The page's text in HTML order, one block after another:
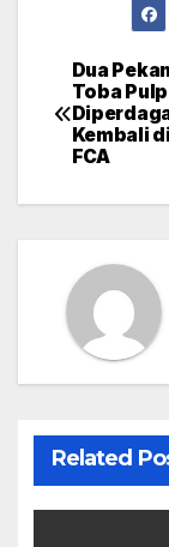
Post
Dua
Toba Pulp
Kembali
FCA
Related